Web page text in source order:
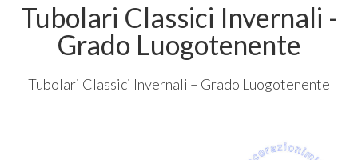
Tubolari Classici Invernali -
Grado Luogotenente
Tubolari Classici Invernali – Grado Luogotenente